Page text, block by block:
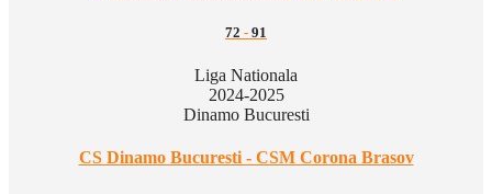
72 - 91
Liga Nationala
2024-2025
Dinamo Bucuresti
CS Dinamo Bucuresti - CSM Corona Brasov